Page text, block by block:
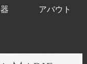
アバウト